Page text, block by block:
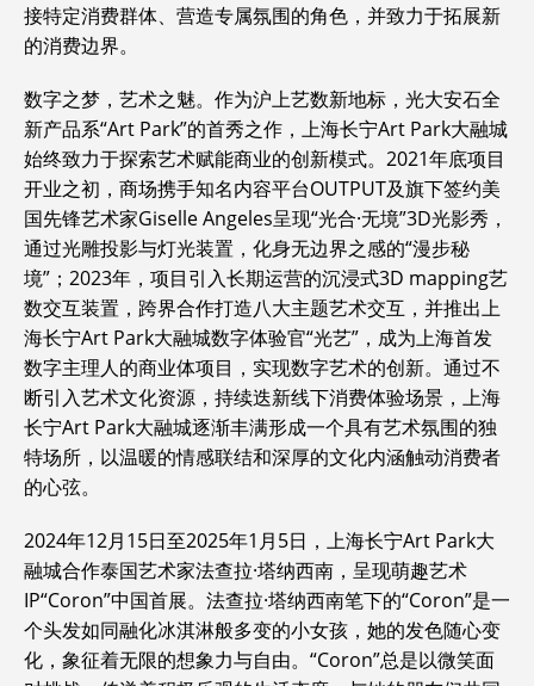
接特定消费群体、营造专属氛围的角色，并致力于拓展新
的消费边界。
数字之梦，艺术之魅。作为沪上艺数新地标，光大安石全
新产品系“Art Park”的首秀之作，上海长宁Art Park大融城
始终致力于探索艺术赋能商业的创新模式。2021年底项目
开业之初，商场携手知名内容平台OUTPUT及旗下签约美
国先锋艺术家Giselle Angeles呈现“光合·无境”3D光影秀，
通过光雕投影与灯光装置，化身无边界之感的“漫步秘
境”；2023年，项目引入长期运营的沉浸式3D mapping艺
数交互装置，跨界合作打造八大主题艺术交互，并推出上
海长宁Art Park大融城数字体验官“光艺”，成为上海首发
数字主理人的商业体项目，实现数字艺术的创新。通过不
断引入艺术文化资源，持续迭新线下消费体验场景，上海
长宁Art Park大融城逐渐丰满形成一个具有艺术氛围的独
特场所，以温暖的情感联结和深厚的文化内涵触动消费者
的心弦。
2024年12月15日至2025年1月5日，上海长宁Art Park大
融城合作泰国艺术家法查拉·塔纳西南，呈现萌趣艺术
IP“Coron”中国首展。法查拉·塔纳西南笔下的“Coron”是一
个头发如同融化冰淇淋般多变的小女孩，她的发色随心变
化，象征着无限的想象力与自由。“Coron”总是以微笑面